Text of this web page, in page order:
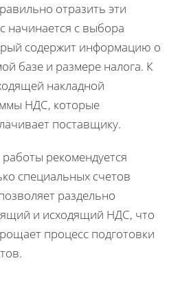
отразить эти
начинается с выбора
содержит информацию о
базе и размере налога. К
накладной
НДС, которые
поставщику.
рекомендуется
специальных счетов
раздельно
и исходящий НДС, что
процесс подготовки